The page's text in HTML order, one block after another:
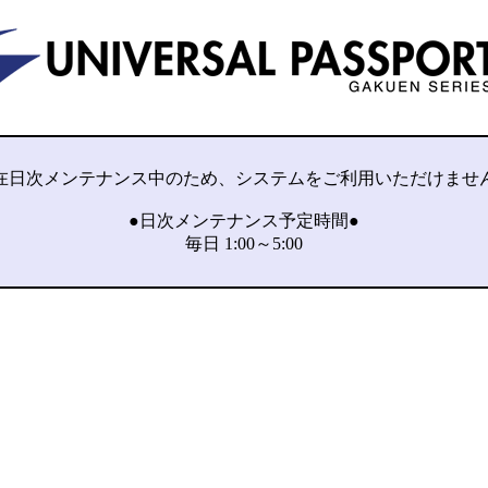
日次メンテナンス中のため、システムをご利用いただけませ
●日次メンテナンス予定時間●
毎日 1:00～5:00